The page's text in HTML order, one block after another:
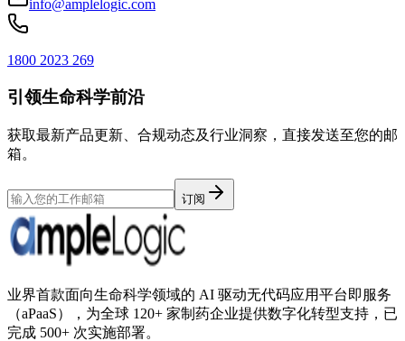
info@amplelogic.com
1800 2023 269
引领生命科学前沿
获取最新产品更新、合规动态及行业洞察，直接发送至您的邮
箱。
订阅
业界首款面向生命科学领域的 AI 驱动无代码应用平台即服务
（aPaaS），为全球 120+ 家制药企业提供数字化转型支持，已
完成 500+ 次实施部署。